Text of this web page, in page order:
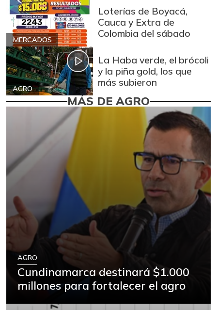
MERCADOS
Loterías de Boyacá,
Cauca y Extra de
Colombia del sábado
AGRO
La Haba verde, el brócoli
y la piña gold, los que
más subieron
MÁS DE AGRO
AGRO
Cundinamarca destinará $1.000
millones para fortalecer el agro